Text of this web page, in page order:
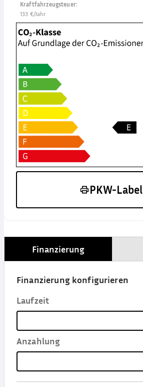
Kraftfahrzeugsteuer:
133 €/Jahr
PKW-Label
Finanzierung
Finanzierung konfigurieren
Laufzeit
Anzahlung